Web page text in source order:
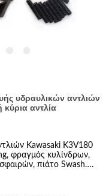
υδραυλικών αντλιών
αντλία
Kawasaki K3V180
φραγμός κυλίνδρων,
πιάτο Swash….